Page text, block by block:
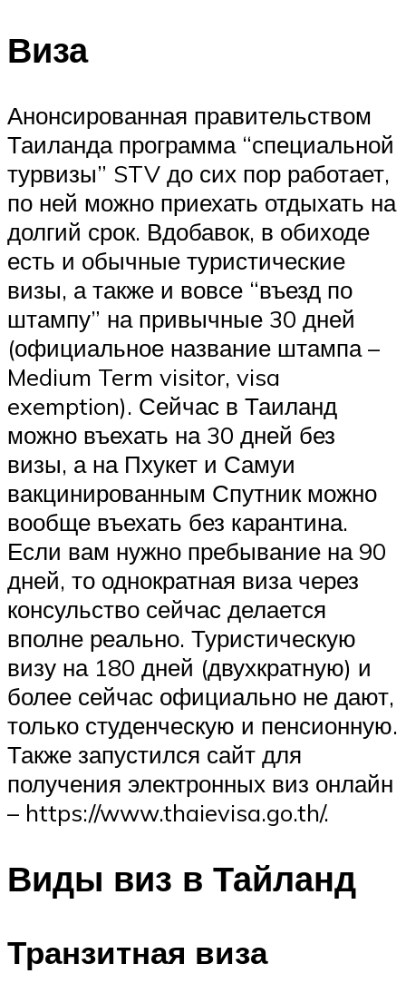
Виза
Анонсированная правительством
Таиланда программа “специальной
турвизы” STV до сих пор работает,
по ней можно приехать отдыхать на
долгий срок. Вдобавок, в обиходе
есть и обычные туристические
визы, а также и вовсе “въезд по
штампу” на привычные 30 дней
(официальное название штампа –
Medium Term visitor, visa
exemption). Сейчас в Таиланд
можно въехать на 30 дней без
визы, а на Пхукет и Самуи
вакцинированным Спутник можно
вообще въехать без карантина.
Если вам нужно пребывание на 90
дней, то однократная виза через
консульство сейчас делается
вполне реально. Туристическую
визу на 180 дней (двухкратную) и
более сейчас официально не дают,
только студенческую и пенсионную.
Также запустился сайт для
получения электронных виз онлайн
– https://www.thaievisa.go.th/.
Виды виз в Тайланд
Транзитная виза